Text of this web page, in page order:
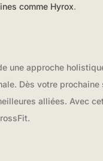
comme Hyrox.
une approche
Dès votre
alliées. Avec